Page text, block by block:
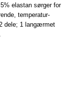
elastan sørger for
temperatur-
dele; 1 langærmet